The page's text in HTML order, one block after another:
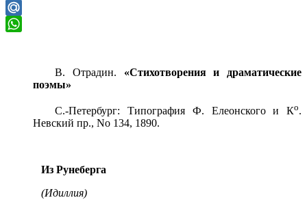
LiveJournal
Mail.Ru
В. Отрадин. «Стихотворения и драматические
поэмы»
С.-Петербург: Типография Ф. Елеонского и Ко.
Невский пр., No 134, 1890.
Из Рунеберга
(Идиллия)